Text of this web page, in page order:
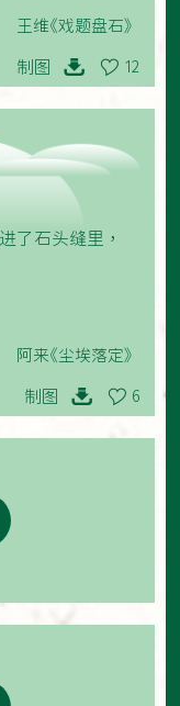
王维《戏题盘石》
制图 12
了石头缝里，
阿来《尘埃落定》
制图 6